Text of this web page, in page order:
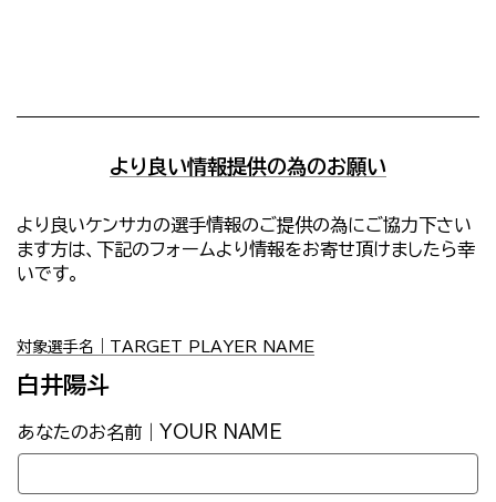
より良い情報提供の為のお願い
より良いケンサカの選手情報のご提供の為にご協力下さい
ます方は、下記のフォームより情報をお寄せ頂けましたら幸
いです。
対象選手名｜TARGET PLAYER NAME
白井陽斗
あなたのお名前｜YOUR NAME